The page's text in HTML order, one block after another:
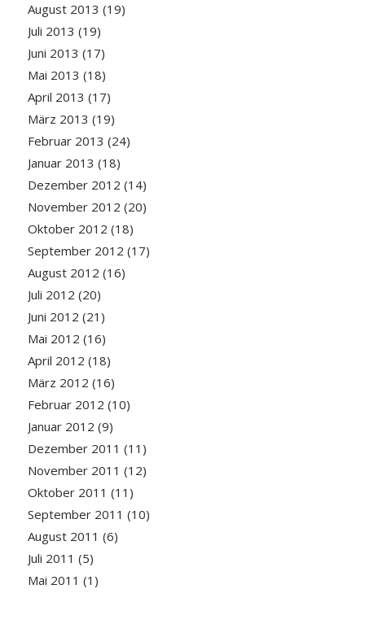
August 2013 (19)
Juli 2013 (19)
Juni 2013 (17)
Mai 2013 (18)
April 2013 (17)
März 2013 (19)
Februar 2013 (24)
Januar 2013 (18)
Dezember 2012 (14)
November 2012 (20)
Oktober 2012 (18)
September 2012 (17)
August 2012 (16)
Juli 2012 (20)
Juni 2012 (21)
Mai 2012 (16)
April 2012 (18)
März 2012 (16)
Februar 2012 (10)
Januar 2012 (9)
Dezember 2011 (11)
November 2011 (12)
Oktober 2011 (11)
September 2011 (10)
August 2011 (6)
Juli 2011 (5)
Mai 2011 (1)